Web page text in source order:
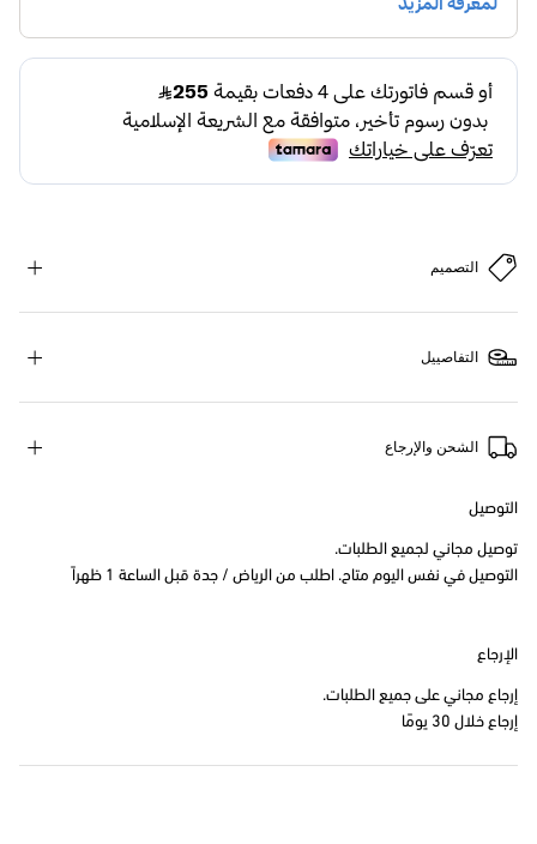
التصميم
التفاصييل
الشحن والإرجاع
التوصيل
توصيل مجاني لجميع الطلبات.
التوصيل في نفس اليوم متاح. اطلب من الرياض / جدة قبل الساعة 1 ظهراً
الإرجاع
إرجاع مجاني على جميع الطلبات.
إرجاع خلال 30 يومًا